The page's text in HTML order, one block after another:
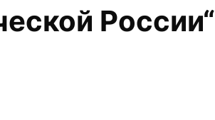
России“